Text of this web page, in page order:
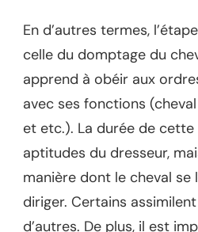
En d’autres termes,
celle du domptage du
apprend à obéir aux
avec ses fonctions
et etc.). La durée de
aptitudes du dresseur,
manière dont le cheval se
diriger. Certains
d’autres. De plus, il est